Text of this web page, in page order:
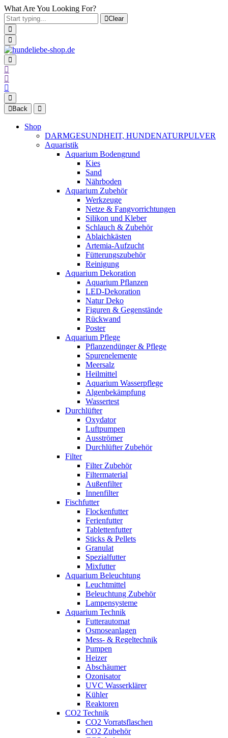
What Are You Looking For?
Clear
Back
Shop
DARMGESUNDHEIT, HUNDENATURPULVER
Aquaristik
Aquarium Bodengrund
Kies
Sand
Nährboden
Aquarium Zubehör
Werkzeuge
Netze & Fangvorrichtungen
Silikon und Kleber
Schlauch & Zubehör
Ablaichkästen
Artemia-Aufzucht
Fütterungszubehör
Reinigung
Aquarium Dekoration
Aquarium Pflanzen
LED-Dekoration
Natur Deko
Figuren & Gegenstände
Rückwand
Poster
Aquarium Pflege
Pflanzendünger & Pflege
Spurenelemente
Meersalz
Heilmittel
Aquarium Wasserpflege
Algenbekämpfung
Wassertest
Durchlüfter
Oxydator
Luftpumpen
Ausströmer
Durchlüfter Zubehör
Filter
Filter Zubehör
Filtermaterial
Außenfilter
Innenfilter
Fischfutter
Flockenfutter
Ferienfutter
Tablettenfutter
Sticks & Pellets
Granulat
Spezialfutter
Mixfutter
Aquarium Beleuchtung
Leuchtmittel
Beleuchtung Zubehör
Lampensysteme
Aquarium Technik
Futterautomat
Osmoseanlagen
Mess- & Regeltechnik
Pumpen
Heizer
Abschäumer
Ozonisator
UVC Wasserklärer
Kühler
Reaktoren
CO2 Technik
CO2 Vorratsflaschen
CO2 Zubehör